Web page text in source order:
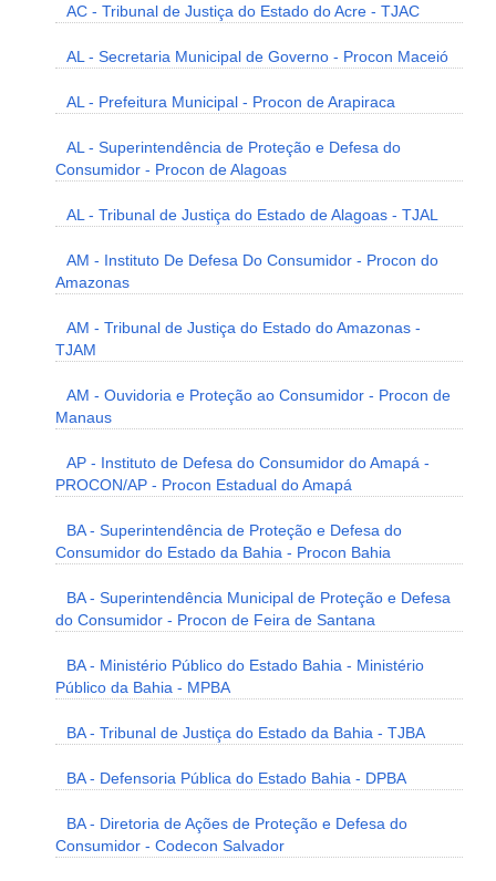
AC - Tribunal de Justiça do Estado do Acre - TJAC
AL - Secretaria Municipal de Governo - Procon Maceió
AL - Prefeitura Municipal - Procon de Arapiraca
AL - Superintendência de Proteção e Defesa do
Consumidor - Procon de Alagoas
AL - Tribunal de Justiça do Estado de Alagoas - TJAL
AM - Instituto De Defesa Do Consumidor - Procon do
Amazonas
AM - Tribunal de Justiça do Estado do Amazonas -
TJAM
AM - Ouvidoria e Proteção ao Consumidor - Procon de
Manaus
AP - Instituto de Defesa do Consumidor do Amapá -
PROCON/AP - Procon Estadual do Amapá
BA - Superintendência de Proteção e Defesa do
Consumidor do Estado da Bahia - Procon Bahia
BA - Superintendência Municipal de Proteção e Defesa
do Consumidor - Procon de Feira de Santana
BA - Ministério Público do Estado Bahia - Ministério
Público da Bahia - MPBA
BA - Tribunal de Justiça do Estado da Bahia - TJBA
BA - Defensoria Pública do Estado Bahia - DPBA
BA - Diretoria de Ações de Proteção e Defesa do
Consumidor - Codecon Salvador